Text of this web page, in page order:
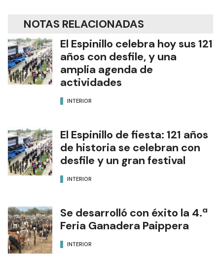
NOTAS RELACIONADAS
El Espinillo celebra hoy sus 121
años con desfile, y una
amplia agenda de
actividades
INTERIOR
El Espinillo de fiesta: 121 años
de historia se celebran con
desfile y un gran festival
INTERIOR
Se desarrolló con éxito la 4.ª
Feria Ganadera Paippera
INTERIOR